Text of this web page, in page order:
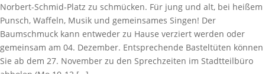
Norbert-Schmid-Platz zu schmücken. Für jung und alt, bei heißem
Punsch, Waffeln, Musik und gemeinsames Singen! Der
Baumschmuck kann entweder zu Hause verziert werden oder
gemeinsam am 04. Dezember. Entsprechende Basteltüten können
Sie ab dem 27. November zu den Sprechzeiten im Stadtteilbüro